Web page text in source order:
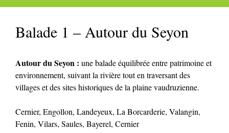
Balade 1 – Autour du Seyon
Autour du Seyon : une balade équilibrée entre patrimoine et
environnement, suivant la rivière tout en traversant des
villages et des sites historiques de la plaine vaudruzienne.
Cernier, Engollon, Landeyeux, La Borcarderie, Valangin,
Fenin, Vilars, Saules, Bayerel, Cernier